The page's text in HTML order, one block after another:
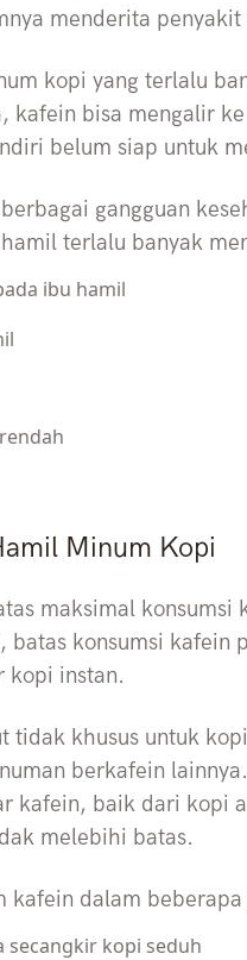
menderita penyakit
kopi yang terlalu
kafein bisa mengalir
belum siap untuk
gangguan
terlalu banyak
ibu hamil
Minum Kopi
maksimal
batas konsumsi
kopi instan.
tidak khusus untuk
berkafein
kafein, baik dari kopi
melebihi batas.
kafein dalam
secangkir kopi seduh